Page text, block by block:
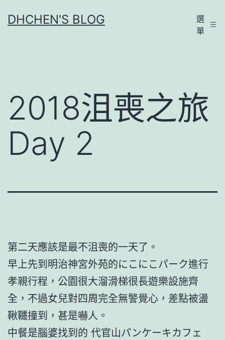
至DHCHEN'S BLOG
選
單
2018沮喪之旅
Day 2
第二天應該是最不沮喪的一天了。
早上先到明治神宮外苑的にこにこパーク進行
孝親行程，公園很大溜滑梯很長遊樂設施齊
全，不過女兒對四周完全無警覺心，差點被盪
鞦韆撞到，甚是嚇人。
中餐是腦婆找到的 代官山パンケーキカフェ